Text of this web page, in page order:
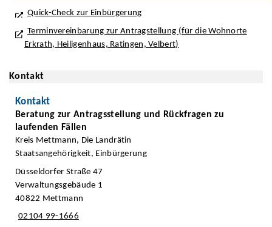
Quick-Check zur Einbürgerung
Terminvereinbarung zur Antragstellung (für die Wohnorte
Erkrath, Heiligenhaus, Ratingen, Velbert)
Kontakt
Kontakt
Beratung zur Antragsstellung und Rückfragen zu
laufenden Fällen
Kreis Mettmann, Die Landrätin
Staatsangehörigkeit, Einbürgerung
Düsseldorfer Straße 47
Verwaltungsgebäude 1
40822 Mettmann
02104 99-1666